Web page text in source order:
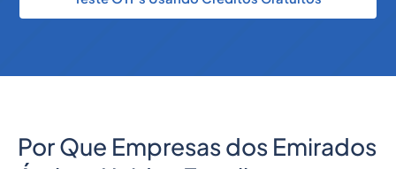
Por Que Empresas dos Emirados